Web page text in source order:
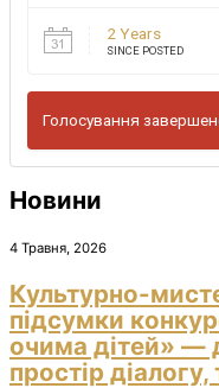
2 Years
SINCE POSTED
Голосування
Новини
4 Травня, 2026
Культурно-
підсумки
очима дітей» —
простір